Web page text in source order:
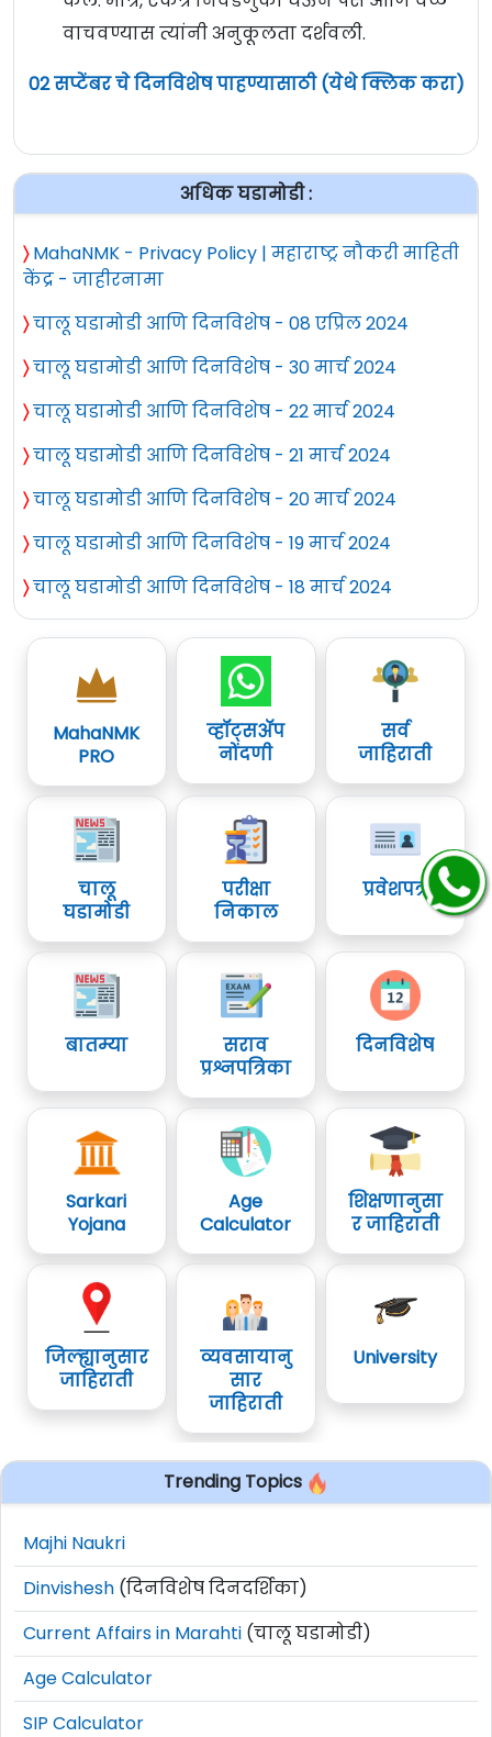
वाचवण्यास त्यांनी अनुकूलता दर्शवली.
02 सप्टेंबर चे दिनविशेष पाहण्यासाठी (येथे क्लिक करा)
अधिक घडामोडी :
〉 MahaNMK - Privacy Policy | महाराष्ट्र नौकरी माहिती
केंद्र - जाहीरनामा
〉चालू घडामोडी आणि दिनविशेष - 08 एप्रिल 2024
〉चालू घडामोडी आणि दिनविशेष - 30 मार्च 2024
〉चालू घडामोडी आणि दिनविशेष - 22 मार्च 2024
〉चालू घडामोडी आणि दिनविशेष - 21 मार्च 2024
〉चालू घडामोडी आणि दिनविशेष - 20 मार्च 2024
〉चालू घडामोडी आणि दिनविशेष - 19 मार्च 2024
〉चालू घडामोडी आणि दिनविशेष - 18 मार्च 2024
MahaNMK
PRO
व्हॉट्सॲप
नोंदणी
सर्व
जाहिराती
चालू
घडामोडी
परीक्षा
निकाल
प्रवेशपत्र
बातम्या
सराव
प्रश्नपत्रिका
दिनविशेष
Sarkari
Yojana
Age
Calculator
शिक्षणानुसा
र जाहिराती
जिल्ह्यानुसार
जाहिराती
व्यवसायानु
सार
जाहिराती
University
Trending Topics
Majhi Naukri
Dinvishesh (दिनविशेष दिनदर्शिका)
Current Affairs in Marahti (चालू घडामोडी)
Age Calculator
SIP Calculator